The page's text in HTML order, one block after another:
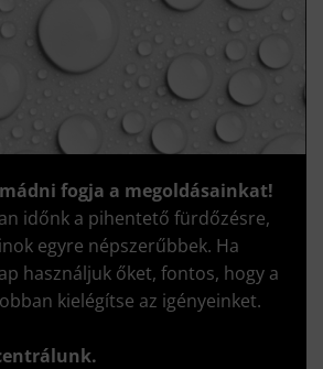
fogja a megoldásainkat!
időnk a pihentető fürdőzésre,
egyre népszerűbbek. Ha
használjuk őket, fontos, hogy a
kielégítse az igényeinket.